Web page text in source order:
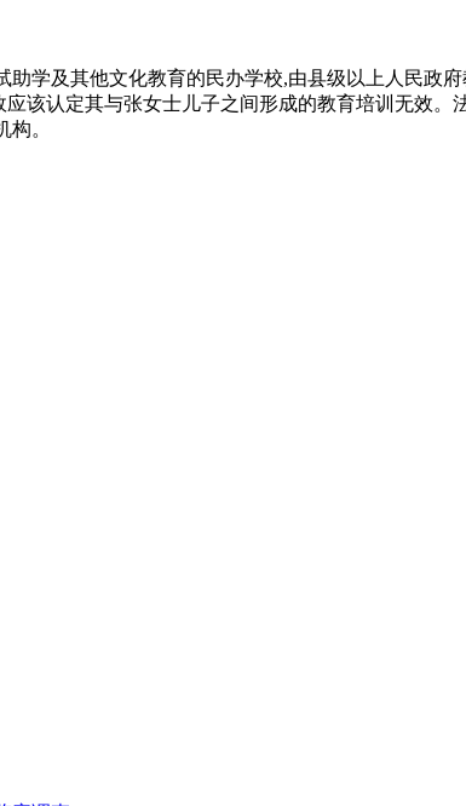
学及其他文化教育的民办学校,由县级以上人民政
该认定其与张女士儿子之间形成的教育培训无效
。